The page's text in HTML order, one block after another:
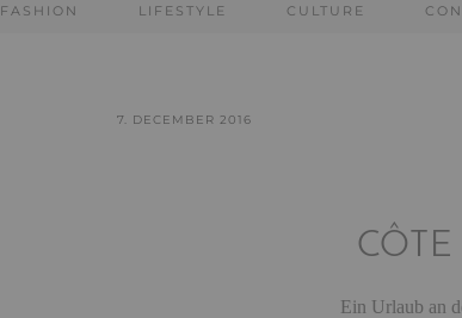
FASHION LIFESTYLE CULTURE
7. DECEMBER 2016
CÔTE
Ein Urlaub an